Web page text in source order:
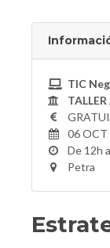
TIC
06 OCT
De 12h
Petra